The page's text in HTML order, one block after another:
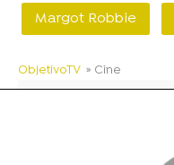
Margot Robbie
ObjetivoTV » Cine